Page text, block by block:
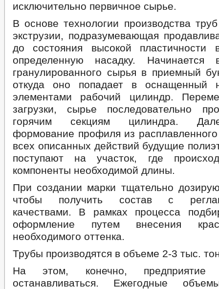
исключительно первичное сырье.
В основе технологии производства
экструзии, подразумевающая
до состояния высокой пластичности
определенную насадку. Начинается
гранулированного сырья в приемный
откуда оно попадает в оснащенный
элементами рабочий цилиндр.
загрузки, сырье последовательно
горячим секциям цилиндра.
формование профиля из
всех описанных действий будущие
поступают на участок, где
компоненты необходимой длины.
При создании марки тщательно
чтобы получить состав с
качествами. В рамках процесса
оформление путем внесения
необходимого оттенка.
Трубы производятся в объеме 2-3 тыс.
На этом, конечно, предприятие
останавливаться. Ежегодные